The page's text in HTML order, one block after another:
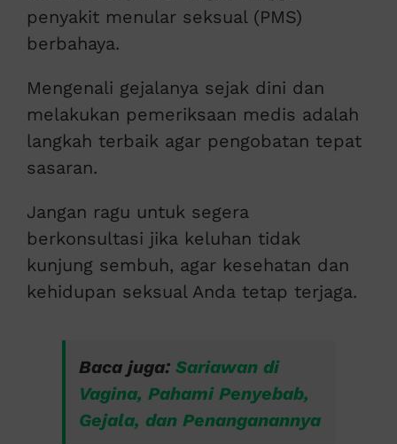
penyakit menular seksual (PMS)
berbahaya.
Mengenali gejalanya sejak dini dan
melakukan pemeriksaan medis adalah
langkah terbaik agar pengobatan tepat
sasaran.
Jangan ragu untuk segera
berkonsultasi jika keluhan tidak
kunjung sembuh, agar kesehatan dan
kehidupan seksual Anda tetap terjaga.
Baca juga: Sariawan di
Vagina, Pahami Penyebab,
Gejala, dan Penanganannya